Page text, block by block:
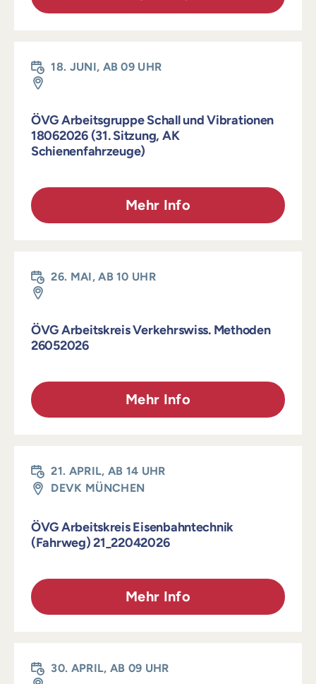
18. JUNI, AB 09 UHR
ÖVG Arbeitsgruppe Schall und Vibrationen
18062026 (31. Sitzung, AK
Schienenfahrzeuge)
Mehr Info
26. MAI, AB 10 UHR
ÖVG Arbeitskreis Verkehrswiss. Methoden
26052026
Mehr Info
21. APRIL, AB 14 UHR
DEVK MÜNCHEN
ÖVG Arbeitskreis Eisenbahntechnik
(Fahrweg) 21_22042026
Mehr Info
30. APRIL, AB 09 UHR